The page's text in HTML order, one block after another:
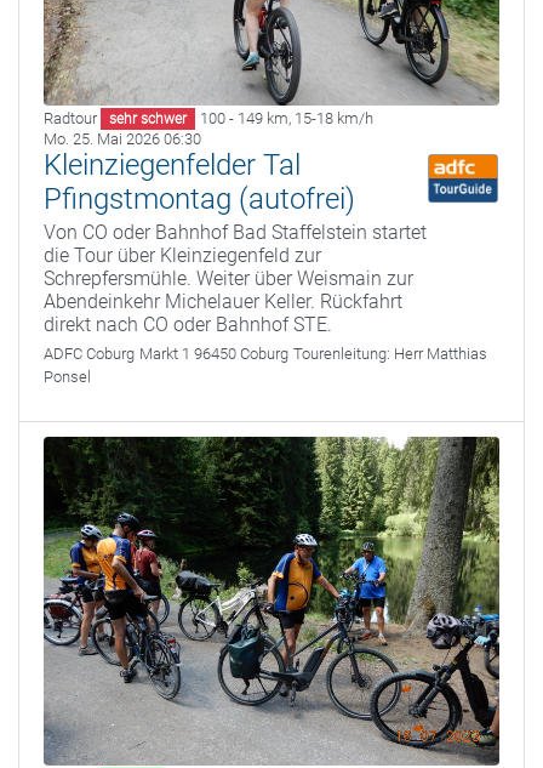
Radtour sehr schwer 100 - 149 km, 15-18 km/h
Mo. 25. Mai 2026 06:30
Kleinziegenfelder Tal
Pfingstmontag (autofrei)
Von CO oder Bahnhof Bad Staffelstein startet
die Tour über Kleinziegenfeld zur
Schrepfersmühle. Weiter über Weismain zur
Abendeinkehr Michelauer Keller. Rückfahrt
direkt nach CO oder Bahnhof STE.
ADFC Coburg Markt 1 96450 Coburg Tourenleitung: Herr Matthias
Ponsel